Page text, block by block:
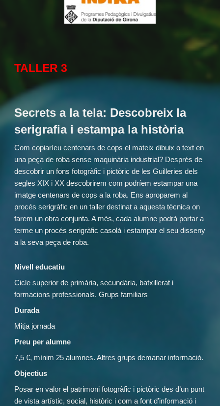
TALLER3
Secrets a la tela: Descobreix la
serigrafia i estampa la història
Com copiaríeu centenars de cops el mateix dibuix o text en
una peça de roba sense maquinària industrial? Després de
descobrir un fons fotogràfic i pictòric de les Guilleries dels
segles XIX i XX descobrirem com podríem estampar una
imatge centenars de cops a la roba. Ens aproparem al
procés serigràfic en un taller destinat a aquesta tècnica on
farem un obra conjunta. A més, cada alumne podrà portar a
terme un procés serigràfic casolà i estampar el seu disseny
a la seva peça de roba.
Nivell educatiu
Cicle superior de primària, secundària, batxillerat i
formacions professionals. Grups familiars
Durada
Mitja jornada
Preu per alumne
7,5 €, mínim 25 alumnes. Altres grups demanar informació.
Objectius
Posar en valor el patrimoni fotogràfic i pictòric des d’un punt
de vista artístic, social, històric i com a font d’informació i